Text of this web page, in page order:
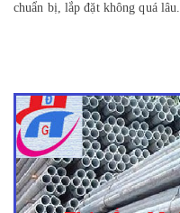
chuẩn bị, lắp đặt không quá lâu.